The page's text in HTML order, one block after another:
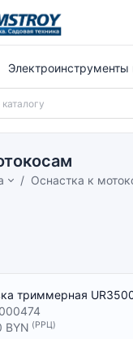
Электроинструменты
Оснастка к
триммерная
BYN (РРЦ)